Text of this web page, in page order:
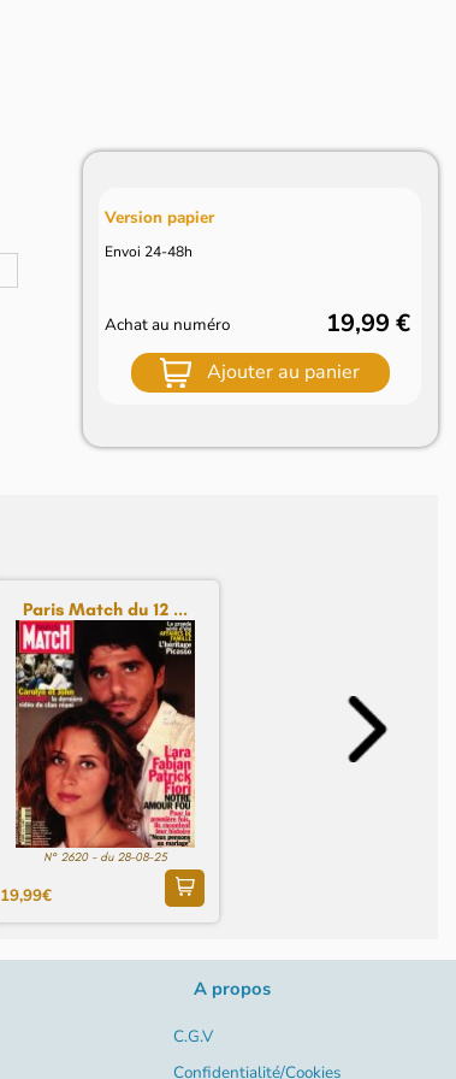
Version papier
Envoi 24-48h
Achat au numéro 19,99 €
Ajouter au panier
Paris Match du 12 ...
N° 2620 - du 28-08-25
19,99€
A propos
C.G.V
Confidentialité/Cookies